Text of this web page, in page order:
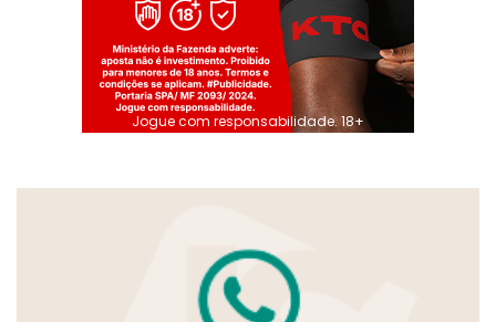
Jogue com responsabilidade. 18+